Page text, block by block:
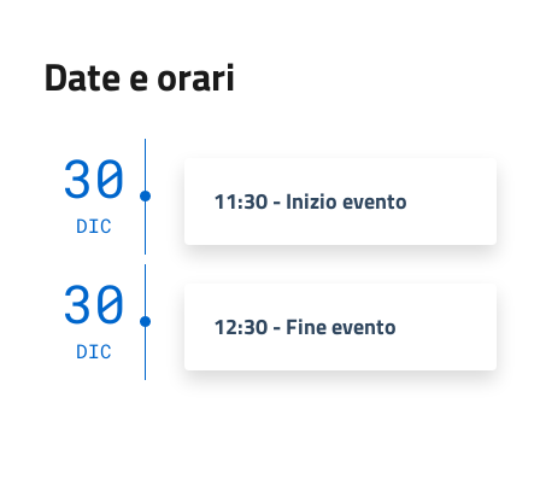
Date e orari
30
DIC
11:30 - Inizio evento
30
DIC
12:30 - Fine evento